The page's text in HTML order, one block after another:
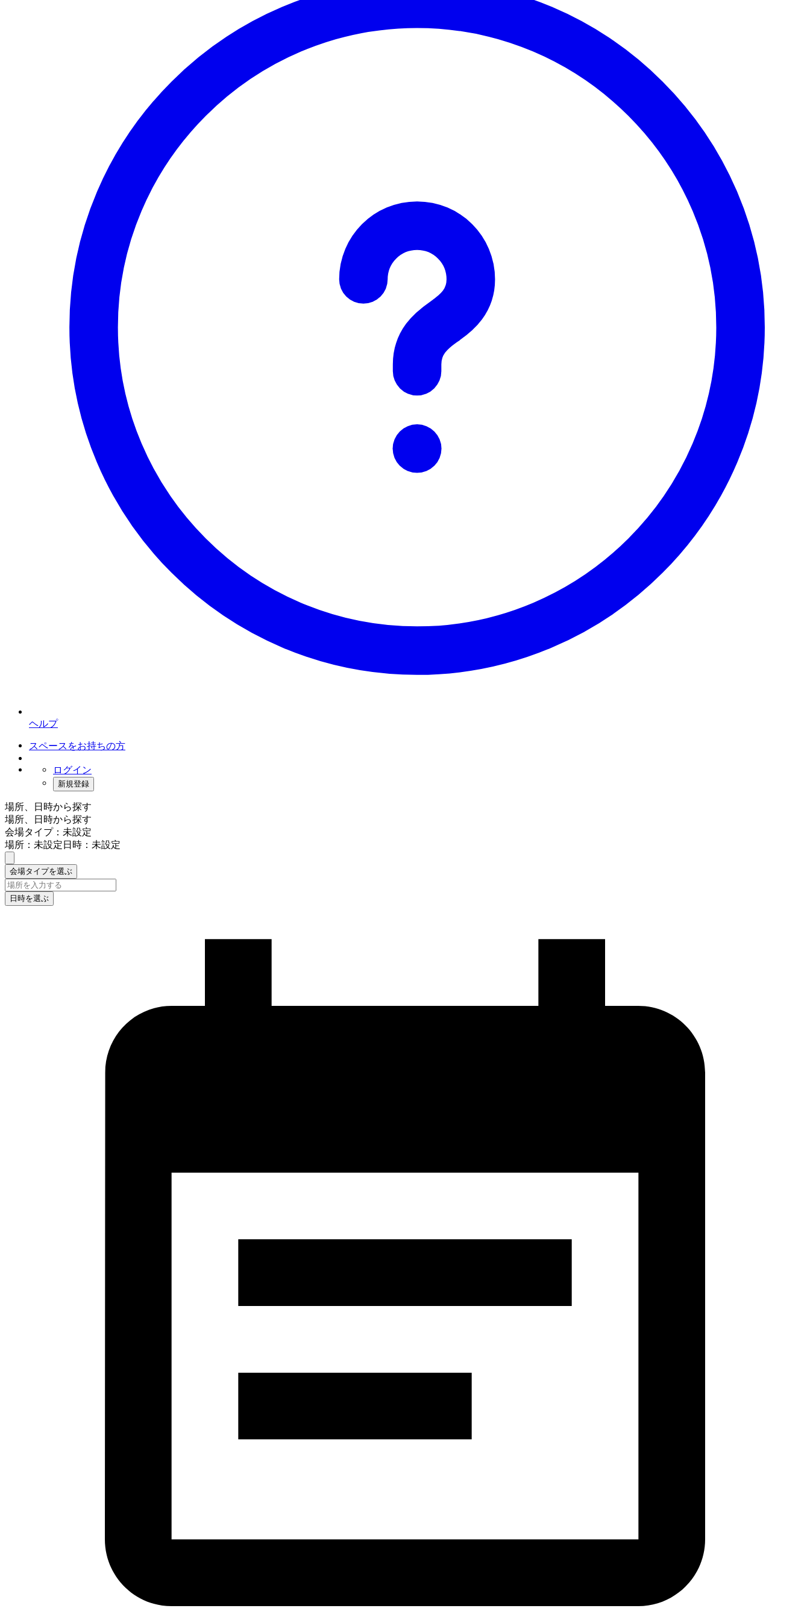
ヘルプ
スペースをお持ちの方
ログイン
新規登録
場所、日時から探す
場所、日時から探す
会場タイプ：未設定
場所：未設定日時：未設定
会場タイプを選ぶ
日時を選ぶ